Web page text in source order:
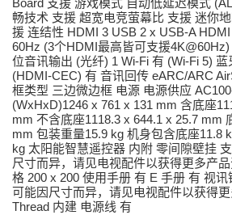
Board 支援 游戏模式 自动低延迟模式
畅技术 支援 超宽电竞萤幕比 支援 迷你
援 连结性 HDMI 3 USB 2 x USB-A
60Hz (3个HDMI最高皆可支援
位音讯输出 (光纤) 1 Wi-Fi 有 (Wi-Fi 5)
(HDMI-CEC) 有 音讯回传 eARC/ARC
框类型 三边微边框 电源 电源供应
(WxHxD)1246 x 761 x 131 mm 含底座
mm 不含底座1118.3 x 644.1 x 25.7 mm
mm 包装重量15.9 kg 机身包含底座11.8
kg 太阳能智慧遥控器 内附 零间隙壁挂
尺寸而异，请见电视配件以获得更多产
格 200 x 200 使用手册 有 E 手册 有 视
可能因尺寸而异，请见电视配件以获得
Thread 内建 电源线 有